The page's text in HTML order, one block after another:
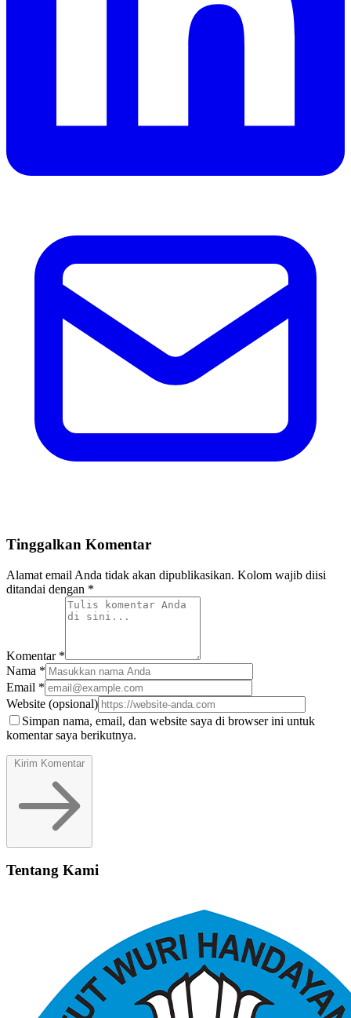
Tinggalkan Komentar
Alamat email Anda tidak akan dipublikasikan. Kolom wajib diisi
ditandai dengan *
Komentar *
Nama *
Email *
Website (opsional)
Simpan nama, email, dan website saya di browser ini untuk
komentar saya berikutnya.
Tentang Kami